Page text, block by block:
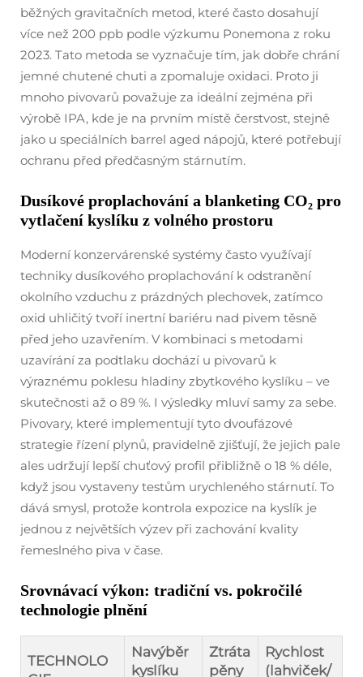
běžných gravitačních metod, které často dosahují
více než 200 ppb podle výzkumu Ponemona z roku
2023. Tato metoda se vyznačuje tím, jak dobře chrání
jemné chutené chuti a zpomaluje oxidaci. Proto ji
mnoho pivovarů považuje za ideální zejména při
výrobě IPA, kde je na prvním místě čerstvost, stejně
jako u speciálních barrel aged nápojů, které potřebují
ochranu před předčasným stárnutím.
Dusíkové proplachování a blanketing CO₂ pro
vytlačení kyslíku z volného prostoru
Moderní konzervárenské systémy často využívají
techniky dusíkového proplachování k odstranění
okolního vzduchu z prázdných plechovek, zatímco
oxid uhličitý tvoří inertní bariéru nad pivem těsně
před jeho uzavřením. V kombinaci s metodami
uzavírání za podtlaku dochází u pivovarů k
výraznému poklesu hladiny zbytkového kyslíku – ve
skutečnosti až o 89 %. I výsledky mluví samy za sebe.
Pivovary, které implementují tyto dvoufázové
strategie řízení plynů, pravidelně zjišťují, že jejich pale
ales udržují lepší chuťový profil přibližně o 18 % déle,
když jsou vystaveny testům urychleného stárnutí. To
dává smysl, protože kontrola expozice na kyslík je
jednou z největších výzev při zachování kvality
řemeslného piva v čase.
Srovnávací výkon: tradiční vs. pokročilé
technologie plnění
TECHNOLO
Navýběr
kyslíku
Ztráta
pěny
Rychlost
(lahviček/